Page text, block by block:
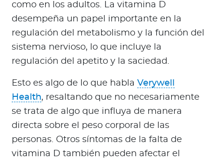
como en los adultos. La vitamina D
desempeña un papel importante en la
regulación del metabolismo y la función del
sistema nervioso, lo que incluye la
regulación del apetito y la saciedad.
Esto es algo de lo que habla Verywell
Health, resaltando que no necesariamente
se trata de algo que influya de manera
directa sobre el peso corporal de las
personas. Otros síntomas de la falta de
vitamina D también pueden afectar el